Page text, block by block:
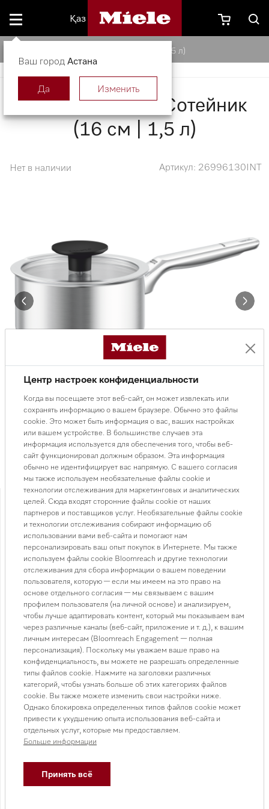
Қаз
KMST 1615-3 | Сотейник (16 см | 1,5 л)
KMST 1615-3 | Сотейник
(16 см | 1,5 л)
Нет в наличии Артикул: 26996130INT
Нет в наличии
161 000 ₸
В КОРЗИНУ
Доставка от 3 000 ₸Подробнее
Подробную информацию по ценам доставки смотрите в разделе
доставка
Сотейник (16 см/1,5 л) Сделано из прочной и
высококач. нерж. стали, Крышка с боковым выходом
пара.
• Удобный вывод пара сбоку благодаря
оптимизированной крышке KMDA
оптимального распределения тепла
• Градуировка внутри сотейника упрощает процесс
Центр настроек конфиденциальности
Когда вы посещаете этот веб-сайт, он может извлекать или
сохранять информацию о вашем браузере. Обычно это файлы
cookie. Это может быть информация о вас, ваших настройках
или вашем устройстве. В большинстве случаев эта
информация используется для обеспечения того, чтобы веб-
сайт функционировал должным образом. Эта информация
обычно не идентифицирует вас напрямую. С вашего согласия
мы также используем необязательные файлы cookie и
технологии отслеживания для маркетинговых и аналитических
целей. Сюда входят сторонние файлы cookie от наших
партнеров и поставщиков услуг. Необязательные файлы cookie
и технологии отслеживания собирают информацию об
использовании вами веб-сайта и помогают нам
персонализировать ваш опыт покупок в Интернете. Мы также
используем файлы cookie Bloomreach и другие технологии
отслеживания для сбора информации о вашем поведении
пользователя, которую — если мы имеем на это право на
основе отдельного согласия — мы связываем с вашим
профилем пользователя (на личной основе) и анализируем,
чтобы лучше адаптировать контент, который мы показываем вам
через различные каналы (веб-сайт, приложение и т. д.), к вашим
личным интересам (Bloomreach Engagement — полная
персонализация). Поскольку мы уважаем ваше право на
конфиденциальность, вы можете не разрешать определенные
типы файлов cookie. Нажмите на заголовки различных
категорий, чтобы узнать больше об этих категориях файлов
cookie. Вы также можете изменить свои настройки ниже.
Однако блокировка определенных типов файлов cookie может
привести к ухудшению опыта использования веб-сайта и
отдельных услуг, которые мы предоставляем.
Больше информации
Принять всё
Ваш город Астана
Да Изменить